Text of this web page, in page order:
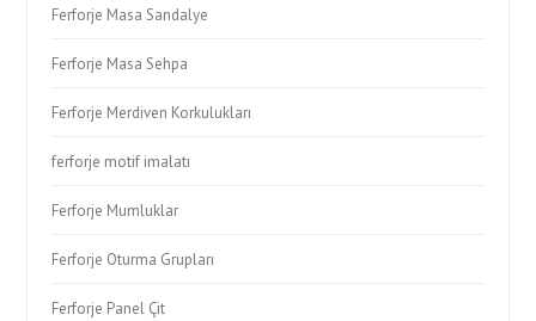
Ferforje Masa Sandalye
Ferforje Masa Sehpa
Ferforje Merdiven Korkulukları
ferforje motif imalatı
Ferforje Mumluklar
Ferforje Oturma Grupları
Ferforje Panel Çit